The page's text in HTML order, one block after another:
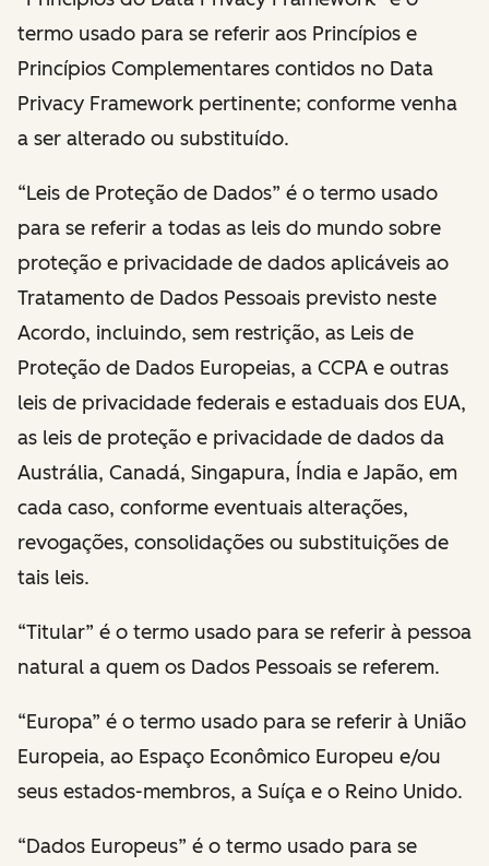
termo usado para se referir aos Princípios e
Princípios Complementares contidos no Data
Privacy Framework pertinente; conforme venha
a ser alterado ou substituído.
“Leis de Proteção de Dados” é o termo usado
para se referir a todas as leis do mundo sobre
proteção e privacidade de dados aplicáveis ao
Tratamento de Dados Pessoais previsto neste
Acordo, incluindo, sem restrição, as Leis de
Proteção de Dados Europeias, a CCPA e outras
leis de privacidade federais e estaduais dos EUA,
as leis de proteção e privacidade de dados da
Austrália, Canadá, Singapura, Índia e Japão, em
cada caso, conforme eventuais alterações,
revogações, consolidações ou substituições de
tais leis.
“Titular” é o termo usado para se referir à pessoa
natural a quem os Dados Pessoais se referem.
“Europa” é o termo usado para se referir à União
Europeia, ao Espaço Econômico Europeu e/ou
seus estados-membros, a Suíça e o Reino Unido.
“Dados Europeus” é o termo usado para se